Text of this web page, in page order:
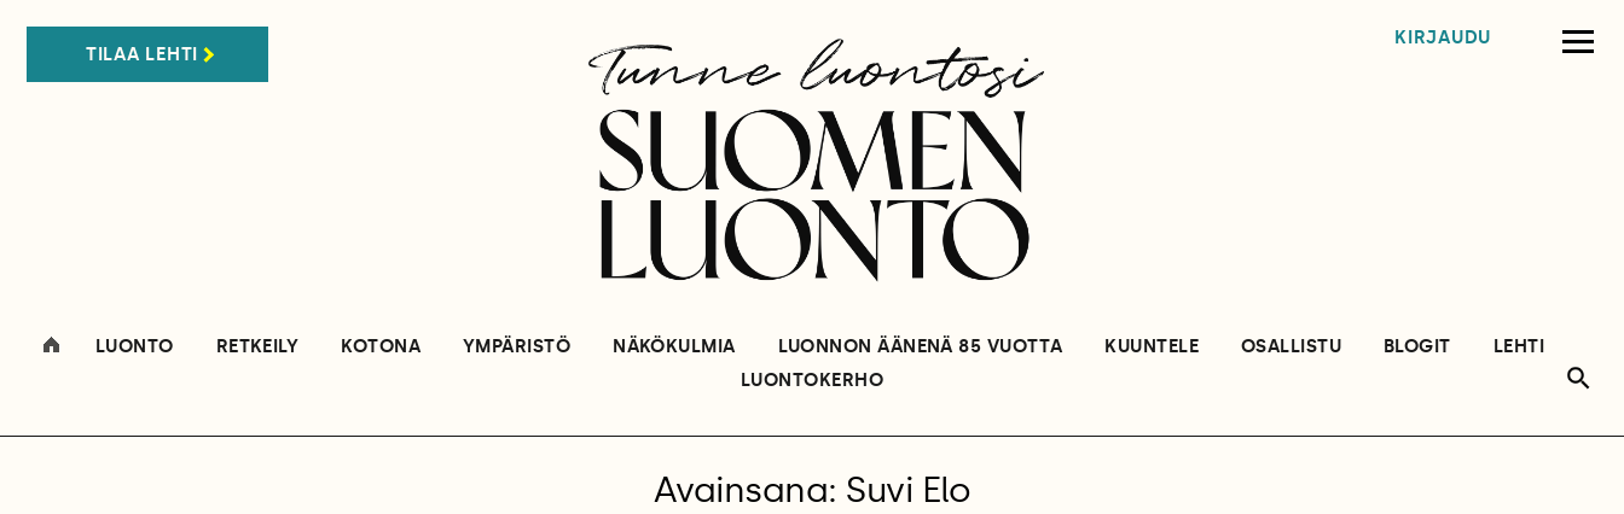
TILAA LEHTI
KIRJAUDU
LUONTO RETKEILY KOTONA YMPÄRISTÖ NÄKÖKULMIA LUONNON ÄÄNENÄ 85 VUOTTA KUUNTELE OSALLISTU BLOGIT
LEHTI
LUONTOKERHO
Avainsana: Suvi Elo